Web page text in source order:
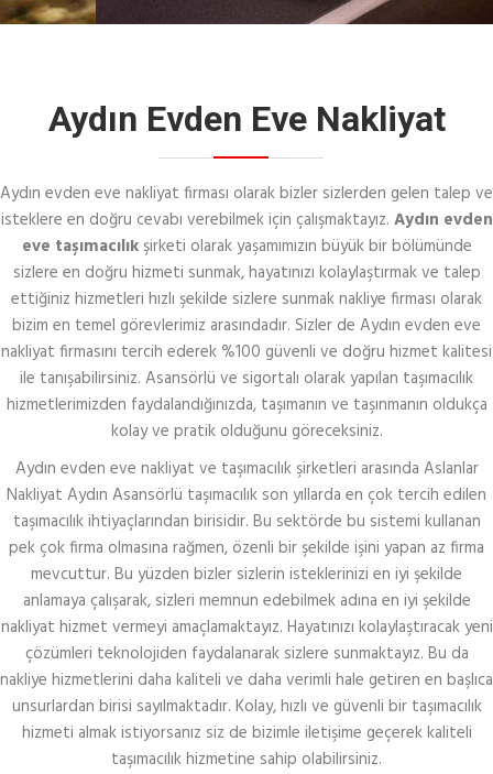
Aydın Evden Eve Nakliyat
Aydın evden eve nakliyat firması olarak bizler sizlerden gelen talep ve
isteklere en doğru cevabı verebilmek için çalışmaktayız. Aydın evden
eve taşımacılıkşirketi olarak yaşamımızın büyük bir bölümünde
sizlere en doğru hizmeti sunmak, hayatınızı kolaylaştırmak ve talep
ettiğiniz hizmetleri hızlı şekilde sizlere sunmak nakliye firması olarak
bizim en temel görevlerimiz arasındadır. Sizler de Aydın evden eve
nakliyat firmasını tercih ederek %100 güvenli ve doğru hizmet kalitesi
ile tanışabilirsiniz. Asansörlü ve sigortalı olarak yapılan taşımacılık
hizmetlerimizden faydalandığınızda, taşımanın ve taşınmanın oldukça
kolay ve pratik olduğunu göreceksiniz.
Aydın evden eve nakliyat ve taşımacılık şirketleri arasında Aslanlar
Nakliyat Aydın Asansörlü taşımacılık son yıllarda en çok tercih edilen
taşımacılık ihtiyaçlarından birisidir. Bu sektörde bu sistemi kullanan
pek çok firma olmasına rağmen, özenli bir şekilde işini yapan az firma
mevcuttur. Bu yüzden bizler sizlerin isteklerinizi en iyi şekilde
anlamaya çalışarak, sizleri memnun edebilmek adına en iyi şekilde
nakliyat hizmet vermeyi amaçlamaktayız. Hayatınızı kolaylaştıracak yeni
çözümleri teknolojiden faydalanarak sizlere sunmaktayız. Bu da
nakliye hizmetlerini daha kaliteli ve daha verimli hale getiren en başlıca
unsurlardan birisi sayılmaktadır. Kolay, hızlı ve güvenli bir taşımacılık
hizmeti almak istiyorsanız siz de bizimle iletişime geçerek kaliteli
taşımacılık hizmetine sahip olabilirsiniz.